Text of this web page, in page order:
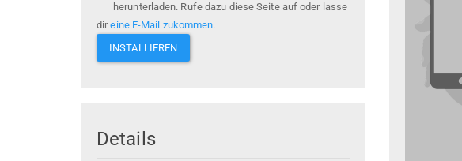
herunterladen. Rufe dazu diese Seite auf oder lasse
direine E-Mail zukommen.
INSTALLIEREN
Details